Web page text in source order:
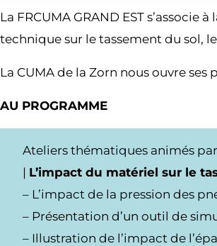
La FRCUMA GRAND EST
technique sur le tassement du sol,
La CUMA de la Zorn nous ouvre
AU PROGRAMME
Ateliers thématiques animés par
| L’impact du matériel sur le
– L’impact de la pression des
– Présentation d’un outil de
– Illustration de l’impact de